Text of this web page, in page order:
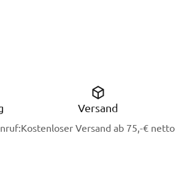
Versand
Kostenloser Versand ab 75,-€ netto